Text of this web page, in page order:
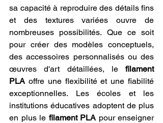
sa capacité à reproduire des détails fins
et des textures variées ouvre de
nombreuses possibilités. Que ce soit
pour créer des modèles conceptuels,
des accessoires personnalisés ou des
œuvres d'art détaillées, le filament
PLA offre une flexibilité et une fiabilité
exceptionnelles. Les écoles et les
institutions éducatives adoptent de plus
en plus le filament PLA pour enseigner